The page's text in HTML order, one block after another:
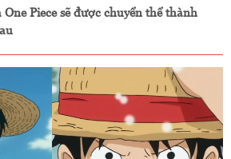
Piece sẽ được chuyển thể thành